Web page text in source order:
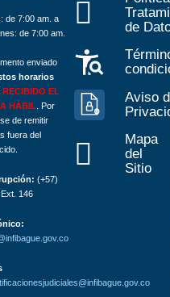
de 7:00 am. a
de 7:00 am.
enviado
horarios
RECIBIDO EL
HÁBIL . Por
de remitir
fuera del
(+57)
146
de
Aviso
Mapa
del
Sitio